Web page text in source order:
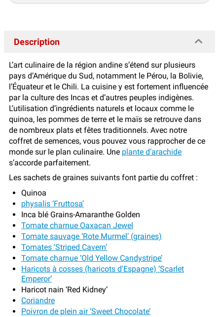
Description
L’art culinaire de la région andine s’étend sur plusieurs
pays d’Amérique du Sud, notamment le Pérou, la Bolivie,
l’Équateur et le Chili. La cuisine y est fortement influencée
par la culture des Incas et d’autres peuples indigènes.
L’utilisation d’ingrédients naturels et locaux comme le
quinoa, les pommes de terre et le maïs se retrouve dans
de nombreux plats et fêtes traditionnels. Avec notre
coffret de semences, vous pouvez vous rapprocher de ce
monde sur le plan culinaire. Une plante d’arachide
s’accorde parfaitement.
Les sachets de graines suivants font partie du coffret :
Quinoa
physalis ‘Fruttosa’
Inca blé Grains-Amaranthe Golden
Tomate charnue Oaxacan Jewel
Tomate sauvage ‘Rote Murmel’ (graines)
Tomates ‘Striped Cavern’
Tomate charnue ‘Old Yellow Candystripe’
Haricots à cosses (haricots d'Espagne) ‘Scarlet
Emperor’
Haricot nain ‘Red Kidney’
Coriandre
Poivron de plein air ‘Sweet Chocolate’